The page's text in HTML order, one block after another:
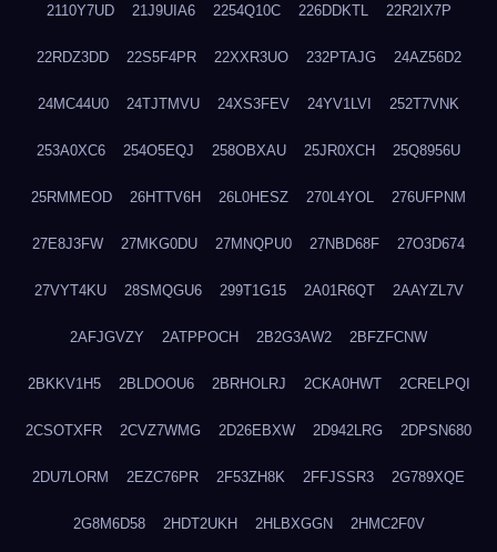
2110Y7UD 21J9UIA6 2254Q10C 226DDKTL 22R2IX7P
22RDZ3DD 22S5F4PR 22XXR3UO 232PTAJG 24AZ56D2
24MC44U0 24TJTMVU 24XS3FEV 24YV1LVI 252T7VNK
253A0XC6 254O5EQJ 258OBXAU 25JR0XCH 25Q8956U
25RMMEOD 26HTTV6H 26L0HESZ 270L4YOL 276UFPNM
27E8J3FW 27MKG0DU 27MNQPU0 27NBD68F 27O3D674
27VYT4KU 28SMQGU6 299T1G15 2A01R6QT 2AAYZL7V
2AFJGVZY 2ATPPOCH 2B2G3AW2 2BFZFCNW
2BKKV1H5 2BLDOOU6 2BRHOLRJ 2CKA0HWT 2CRELPQI
2CSOTXFR 2CVZ7WMG 2D26EBXW 2D942LRG 2DPSN680
2DU7LORM 2EZC76PR 2F53ZH8K 2FFJSSR3 2G789XQE
2G8M6D58 2HDT2UKH 2HLBXGGN 2HMC2F0V